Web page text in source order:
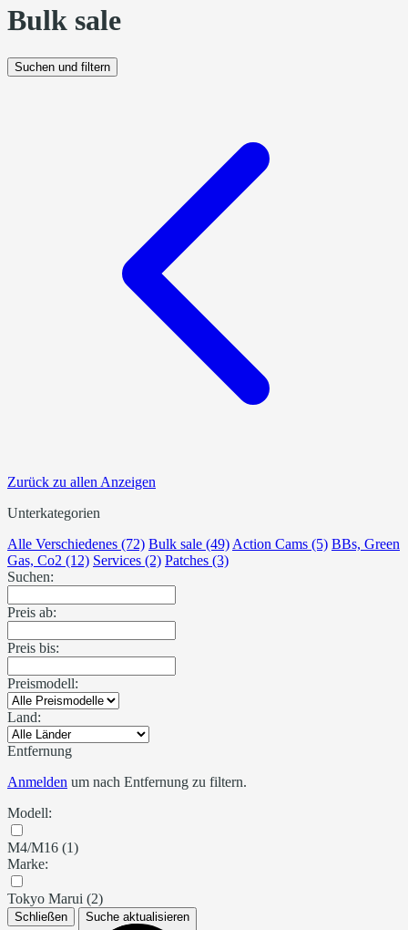
Bulk sale
Suchen und filtern
Zurück zu allen Anzeigen
Unterkategorien
Alle Verschiedenes (72) Bulk sale (49) Action Cams (5) BBs, Green
Gas, Co2 (12) Services (2) Patches (3)
Suchen:
Preis ab:
Preis bis:
Preismodell:
Land:
Entfernung
Anmelden um nach Entfernung zu filtern.
Modell:
M4/M16 (1)
Marke:
Tokyo Marui (2)
Schließen Suche aktualisieren